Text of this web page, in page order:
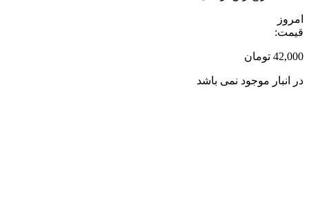
امروز
قیمت:
42,000 تومان
در انبار موجود نمی باشد